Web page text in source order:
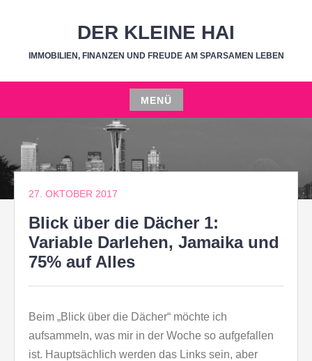
DER KLEINE HAI
IMMOBILIEN, FINANZEN UND FREUDE AM SPARSAMEN LEBEN
MENÜ
Zum
springen
27. OKTOBER 2017
Blick über die Dächer 1:
Variable Darlehen, Jamaika und
75% auf Alles
Beim „Blick über die Dächer“ möchte ich
aufsammeln, was mir in der Woche so aufgefallen
ist. Hauptsächlich werden das Links sein, aber